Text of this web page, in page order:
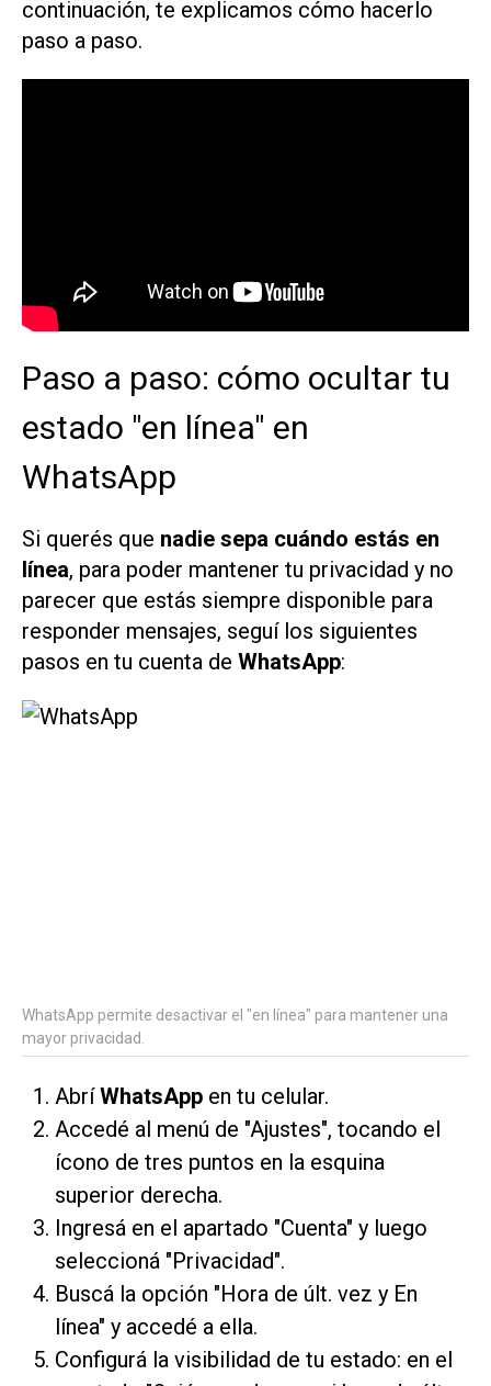
continuación, te explicamos cómo hacerlo
paso a paso.
Paso a paso: cómo ocultar tu
estado "en línea" en
WhatsApp
Si querés que nadie sepa cuándo estás en
línea, para poder mantener tu privacidad y no
parecer que estás siempre disponible para
responder mensajes, seguí los siguientes
pasos en tu cuenta de WhatsApp:
WhatsApp permite desactivar el "en línea" para mantener una
mayor privacidad.
AbríWhatsApp en tu celular.
Accedé al menú de "Ajustes", tocando el
ícono de tres puntos en la esquina
superior derecha.
Ingresá en el apartado "Cuenta" y luego
seleccioná "Privacidad".
Buscá la opción "Hora de últ. vez y En
línea" y accedé a ella.
Configurá la visibilidad de tu estado: en el